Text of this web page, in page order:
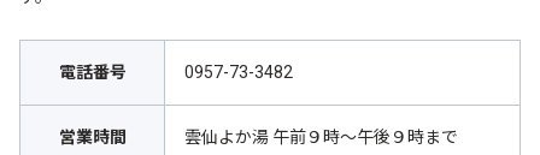
電話番号 0957-73-3482
営業時間 雲仙よか湯 午前９時～午後９時まで